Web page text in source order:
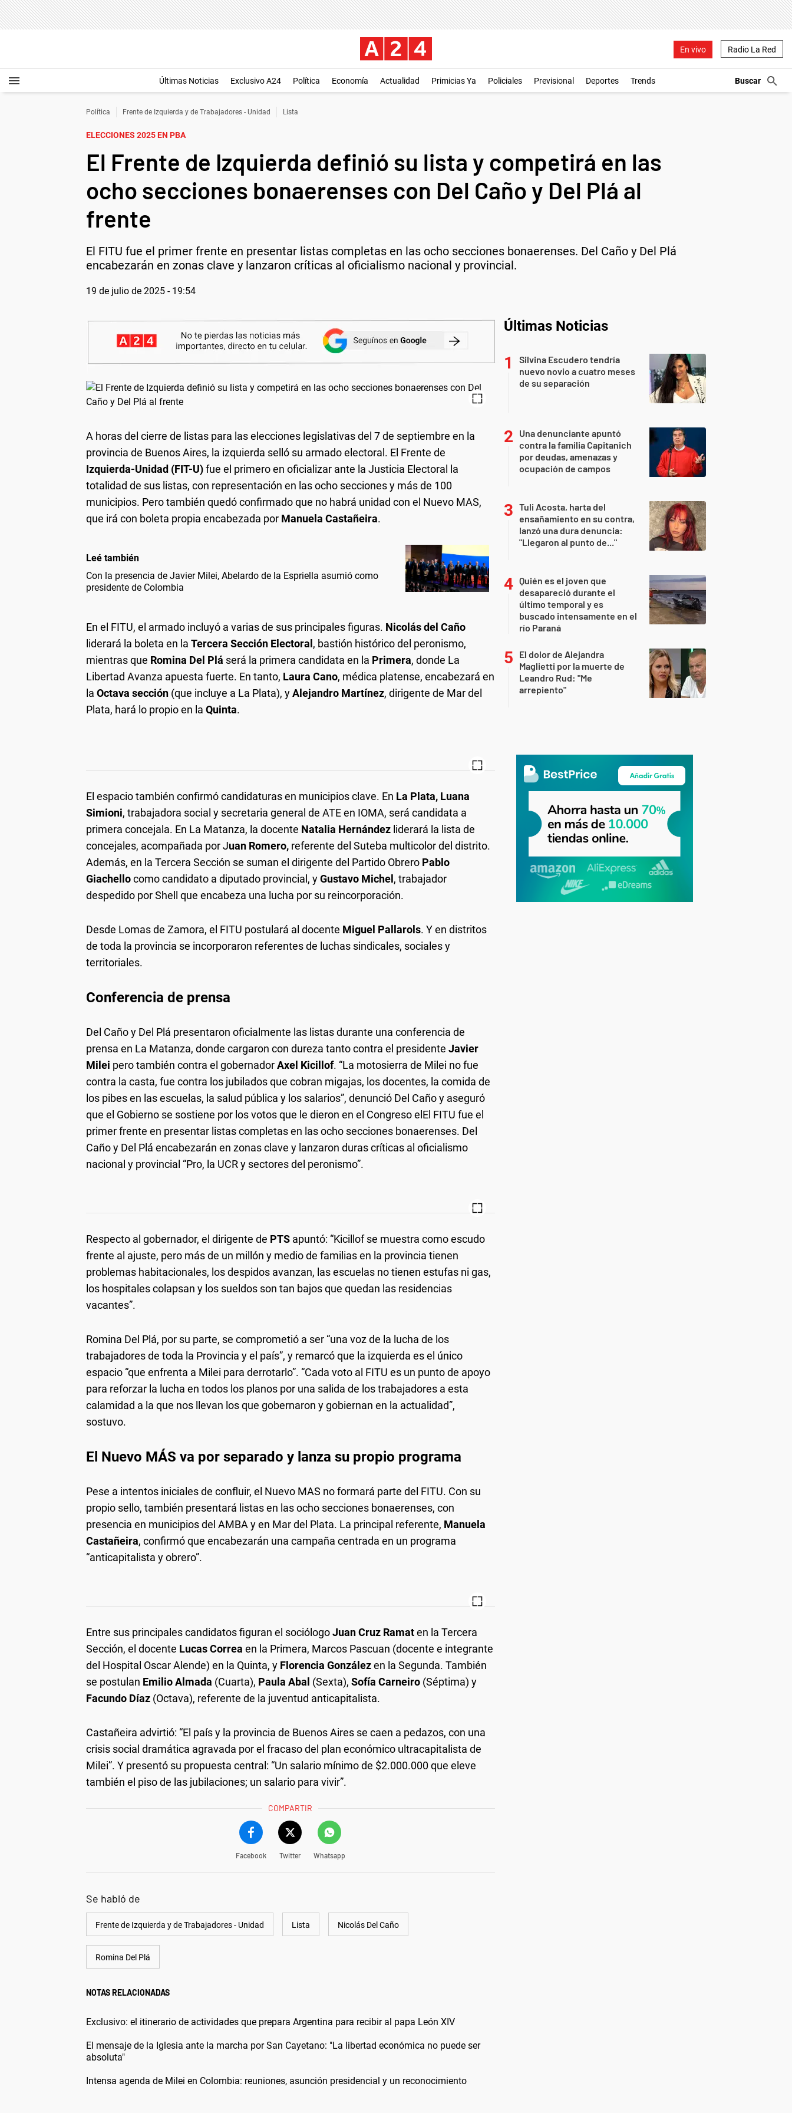
En vivo Radio La Red
Últimas Noticias Exclusivo A24 Política Economía Actualidad Primicias Ya Policiales Previsional Deportes Trends
Política Frente de Izquierda y de Trabajadores - Unidad Lista
ELECCIONES 2025 EN PBA
El Frente de Izquierda definió su lista y competirá en las
ocho secciones bonaerenses con Del Caño y Del Plá al
frente
El FITU fue el primer frente en presentar listas completas en las ocho secciones bonaerenses. Del Caño y Del Plá
encabezarán en zonas clave y lanzaron críticas al oficialismo nacional y provincial.
19 de julio de 2025 - 19:54
A horas del cierre de listas para las elecciones legislativas del 7 de septiembre en la
provincia de Buenos Aires, la izquierda selló su armado electoral. El Frente de
Izquierda-Unidad (FIT-U)fue el primero en oficializar ante la Justicia Electoral la
totalidad de sus listas, con representación en las ocho secciones y más de 100
municipios. Pero también quedó confirmado que no habrá unidad con el Nuevo MAS,
que irá con boleta propia encabezada por Manuela Castañeira.
Leé también
Con la presencia de Javier Milei, Abelardo de la Espriella asumió como
presidente de Colombia
En el FITU, el armado incluyó a varias de sus principales figuras. Nicolás del Caño
liderará la boleta en la Tercera Sección Electoral , bastión histórico del peronismo,
mientras que Romina Del Plá será la primera candidata en la Primera, donde La
Libertad Avanza apuesta fuerte. En tanto, Laura Cano, médica platense, encabezará en
la Octava sección (que incluye a La Plata), yAlejandro Martínez, dirigente de Mar del
Plata, hará lo propio en la Quinta.
El espacio también confirmó candidaturas en municipios clave. En La Plata, Luana
Simioni, trabajadora social y secretaria general de ATE en IOMA, será candidata a
primera concejala. En La Matanza, la docente Natalia Hernández liderará la lista de
concejales, acompañada por Juan Romero, referente del Suteba multicolor del distrito.
Además, en la Tercera Sección se suman el dirigente del Partido Obrero Pablo
Giachellocomo candidato a diputado provincial, yGustavo Michel , trabajador
despedido por Shell que encabeza una lucha por su reincorporación.
Desde Lomas de Zamora, el FITU postulará al docente Miguel Pallarols. Y en distritos
de toda la provincia se incorporaron referentes de luchas sindicales, sociales y
territoriales.
Conferencia de prensa
Del Caño y Del Plá presentaron oficialmente las listas durante una conferencia de
prensa en La Matanza, donde cargaron con dureza tanto contra el presidente Javier
Milei pero también contra el gobernadorAxel Kicillof. “La motosierra de Milei no fue
contra la casta, fue contra los jubilados que cobran migajas, los docentes, la comida de
los pibes en las escuelas, la salud pública y los salarios”, denunció Del Caño y aseguró
que el Gobierno se sostiene por los votos que le dieron en el Congreso elEl FITU fue el
primer frente en presentar listas completas en las ocho secciones bonaerenses. Del
Caño y Del Plá encabezarán en zonas clave y lanzaron duras críticas al oficialismo
nacional y provincial “Pro, la UCR y sectores del peronismo”.
Respecto al gobernador, el dirigente de PTS apuntó: “Kicillof se muestra como escudo
frente al ajuste, pero más de un millón y medio de familias en la provincia tienen
problemas habitacionales, los despidos avanzan, las escuelas no tienen estufas ni gas,
los hospitales colapsan y los sueldos son tan bajos que quedan las residencias
vacantes”.
Romina Del Plá, por su parte, se comprometió a ser “una voz de la lucha de los
trabajadores de toda la Provincia y el país”, y remarcó que la izquierda es el único
espacio “que enfrenta a Milei para derrotarlo”. “Cada voto al FITU es un punto de apoyo
para reforzar la lucha en todos los planos por una salida de los trabajadores a esta
calamidad a la que nos llevan los que gobernaron y gobiernan en la actualidad”,
sostuvo.
El Nuevo MÁS va por separado y lanza su propio programa
Pese a intentos iniciales de confluir, el Nuevo MAS no formará parte del FITU. Con su
propio sello, también presentará listas en las ocho secciones bonaerenses, con
presencia en municipios del AMBA y en Mar del Plata. La principal referente, Manuela
Castañeira, confirmó que encabezarán una campaña centrada en un programa
“anticapitalista y obrero”.
Entre sus principales candidatos figuran el sociólogoJuan Cruz Ramaten la Tercera
Sección, el docente Lucas Correa en la Primera, Marcos Pascuan (docente e integrante
del Hospital Oscar Alende) en la Quinta, y Florencia Gonzálezen la Segunda. También
se postulan Emilio Almada (Cuarta), Paula Abal (Sexta), Sofía Carneiro (Séptima) y
Facundo Díaz (Octava), referente de la juventud anticapitalista.
Castañeira advirtió: “El país y la provincia de Buenos Aires se caen a pedazos, con una
crisis social dramática agravada por el fracaso del plan económico ultracapitalista de
Milei”. Y presentó su propuesta central: “Un salario mínimo de $2.000.000 que eleve
también el piso de las jubilaciones; un salario para vivir”.
COMPARTIR
Facebook Twitter Whatsapp
Se habló de
Frente de Izquierda y de Trabajadores - Unidad Lista Nicolás Del Caño
Romina Del Plá
NOTAS RELACIONADAS
Exclusivo: el itinerario de actividades que prepara Argentina para recibir al papa León XIV
El mensaje de la Iglesia ante la marcha por San Cayetano: "La libertad económica no puede ser
absoluta"
Intensa agenda de Milei en Colombia: reuniones, asunción presidencial y un reconocimiento
Últimas Noticias
Silvina Escudero tendría
nuevo novio a cuatro meses
de su separación
Una denunciante apuntó
contra la familia Capitanich
por deudas, amenazas y
ocupación de campos
Tuli Acosta, harta del
ensañamiento en su contra,
lanzó una dura denuncia:
"Llegaron al punto de..."
Quién es el joven que
desapareció durante el
último temporal y es
buscado intensamente en el
río Paraná
El dolor de Alejandra
Maglietti por la muerte de
Leandro Rud: "Me
arrepiento"